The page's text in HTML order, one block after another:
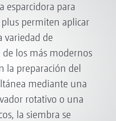
esparcidora para
permiten aplicar
variedad de
los más modernos
la preparación del
mediante una
rotativo o una
la siembra se